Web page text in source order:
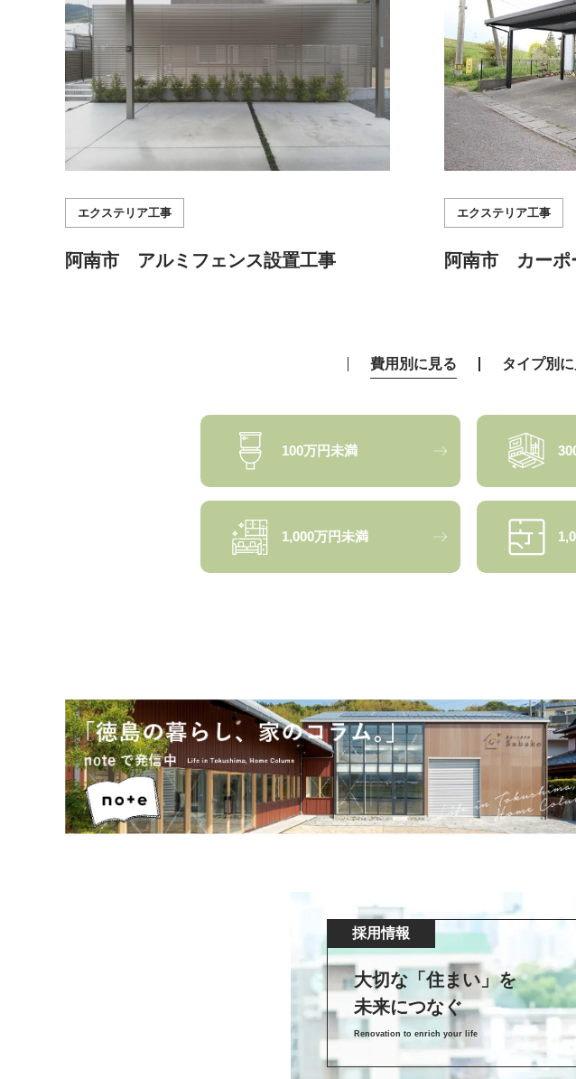
エクステリア工事
阿南市 アルミフェンス設置工事
エクステリア工事
阿南市 カーポ
費用別に見る タイプ別
100万円未満
1,000万円未満
採用情報
大切な「住まい」を
未来につなぐ
Renovation to enrich your life